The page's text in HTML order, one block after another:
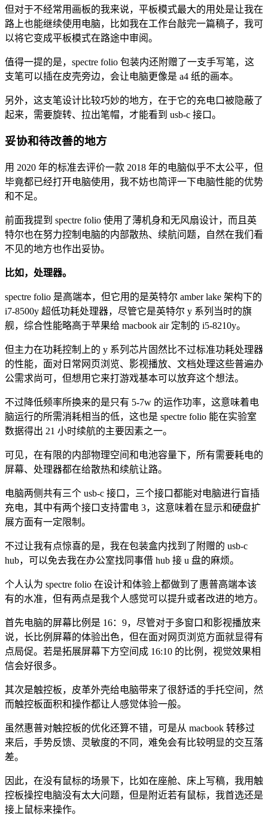
但对于不经常用画板的我来说，平板模式最大的用处是让我在
路上也能继续使用电脑，比如我在工作台敲完一篇稿子，我可
以将它变成平板模式在路途中审阅。
值得一提的是，spectre folio 包装内还附赠了一支手写笔，这
支笔可以插在皮壳旁边，会让电脑更像是 a4 纸的画本。
另外，这支笔设计比较巧妙的地方，在于它的充电口被隐蔽了
起来，需要旋转、拉出笔帽，才能看到 usb-c 接口。
妥协和待改善的地方
用 2020 年的标准去评价一款 2018 年的电脑似乎不太公平，但
毕竟都已经打开电脑使用，我不妨也简评一下电脑性能的优势
和不足。
前面我提到 spectre folio 使用了薄机身和无风扇设计，而且英
特尔也在努力控制电脑的内部散热、续航问题，自然在我们看
不见的地方也作出妥协。
比如，处理器。
spectre folio 是高端本，但它用的是英特尔 amber lake 架构下的
i7-8500y 超低功耗处理器，尽管它是英特尔 y 系列当时的旗
舰，综合性能略高于苹果给 macbook air 定制的 i5-8210y。
但主力在功耗控制上的 y 系列芯片固然比不过标准功耗处理器
的性能，面对日常网页浏览、影视播放、文档处理这些普遍办
公需求尚可，但想用它来打游戏基本可以放弃这个想法。
不过降低频率所换来的是只有 5-7w 的运作功率，这意味着电
脑运行的所需消耗相当的低，这也是 spectre folio 能在实验室
数据得出 21 小时续航的主要因素之一。
可见，在有限的内部物理空间和电池容量下，所有需要耗电的
屏幕、处理器都在给散热和续航让路。
电脑两侧共有三个 usb-c 接口，三个接口都能对电脑进行盲插
充电，其中有两个接口支持雷电 3，这意味着在显示和硬盘扩
展方面有一定限制。
不过让我有点惊喜的是，我在包装盒内找到了附赠的 usb-c
hub，可以免去我在办公室找同事借 hub 接 u 盘的麻烦。
个人认为 spectre folio 在设计和体验上都做到了惠普高端本该
有的水准，但有两点是我个人感觉可以提升或者改进的地方。
首先电脑的屏幕比例是 16：9，尽管对于多窗口和影视播放来
说，长比例屏幕的体验出色，但在面对网页浏览方面就显得有
点局促。若是拓展屏幕下方空间成 16:10 的比例，视觉效果相
信会好很多。
其次是触控板，皮革外壳给电脑带来了很舒适的手托空间，然
而触控板面积和操作都让人感觉体验一般。
虽然惠普对触控板的优化还算不错，可是从 macbook 转移过
来后，手势反馈、灵敏度的不同，难免会有比较明显的交互落
差。
因此，在没有鼠标的场景下，比如在座舱、床上写稿，我用触
控板操控电脑没有太大问题，但是附近若有鼠标，我首选还是
接上鼠标来操作。